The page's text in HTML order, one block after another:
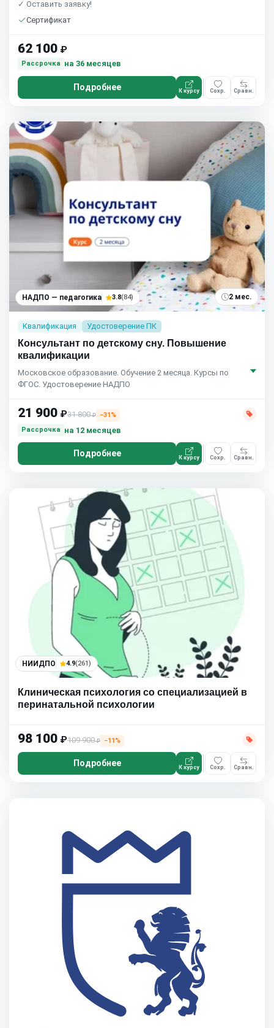
✓ Оставить заявку!
Сертификат
62 100 ₽
Рассрочка на 36 месяцев
Подробнее К курсу Сохр. Сравн.
НАДПО — педагогика 3.8(84) 2 мес.
Квалификация Удостоверение ПК
Консультант по детскому сну. Повышение
квалификации
Московское образование. Обучение 2 месяца. Курсы по
ФГОС. Удостоверение НАДПО
21 900 ₽31 800₽
−31%
Рассрочка
на 12 месяцев
Подробнее К курсу Сохр. Сравн.
НИИДПО 4.9(261)
Клиническая психология со специализацией в
перинатальной психологии
98 100 ₽109 900₽ −11%
Подробнее К курсу Сохр. Сравн.